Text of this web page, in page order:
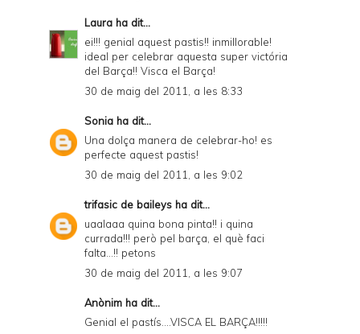
Laura ha dit...
ei!!! genial aquest pastis!! inmillorable!
ideal per celebrar aquesta super victória
del Barça!! Visca el Barça!
30 de maig del 2011, a les 8:33
Sonia ha dit...
Una dolça manera de celebrar-ho! es
perfecte aquest pastis!
30 de maig del 2011, a les 9:02
trifasic de baileys ha dit...
uaalaaa quina bona pinta!! i quina
currada!!! però pel barça, el què faci
falta...!! petons
30 de maig del 2011, a les 9:07
Anònim ha dit...
Genial el pastís....VISCA EL BARÇA!!!!!